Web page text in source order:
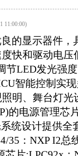
11:00:00)
的显示器件，
快和驱动电
节LED发光强
智能控制实
照明、舞台
的电源管理芯
系统设计提
：NXP I2总